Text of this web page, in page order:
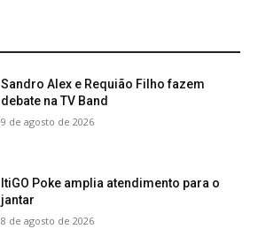
Sandro Alex e Requião Filho fazem
debate na TV Band
9 de agosto de 2026
ItiGO Poke amplia atendimento para o
jantar
8 de agosto de 2026